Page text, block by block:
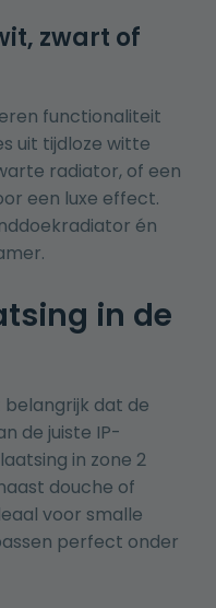
zwart of
functionaliteit
uit tijdloze witte
radiator, of een
een luxe effect.
én
in de
dat de
de juiste IP-
in zone 2
douche of
voor smalle
perfect onder